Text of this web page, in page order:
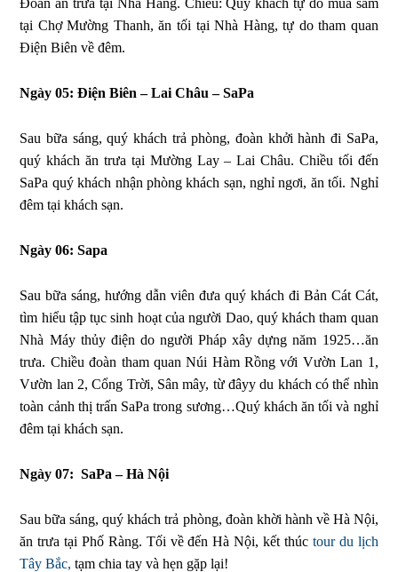
tại Chợ Mường Thanh, ăn tối tại Nhà Hàng, tự do tham quan
Điện Biên về đêm.
Ngày 05: Điện Biên – Lai Châu – SaPa
Sau bữa sáng, quý khách trả phòng, đoàn khởi hành đi SaPa,
quý khách ăn trưa tại Mường Lay – Lai Châu. Chiều tối đến
SaPa quý khách nhận phòng khách sạn, nghỉ ngơi, ăn tối. Nghỉ
đêm tại khách sạn.
Ngày 06: Sapa
Sau bữa sáng, hướng dẫn viên đưa quý khách đi Bản Cát Cát,
tìm hiểu tập tục sinh hoạt của người Dao, quý khách tham quan
Nhà Máy thủy điện do người Pháp xây dựng năm 1925…ăn
trưa. Chiều đoàn tham quan Núi Hàm Rồng với Vườn Lan 1,
Vườn lan 2, Cổng Trời, Sân mây, từ đâyy du khách có thể nhìn
toàn cảnh thị trấn SaPa trong sương…Quý khách ăn tối và nghỉ
đêm tại khách sạn.
Ngày 07: SaPa – Hà Nội
Sau bữa sáng, quý khách trả phòng, đoàn khời hành về Hà Nội,
ăn trưa tại Phố Ràng. Tối về đến Hà Nội, kết thúctour du lịch
Tây Bắc,tạm chia tay và hẹn gặp lại!